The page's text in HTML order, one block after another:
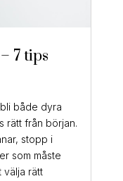
7 tips
både dyra
rätt från början.
stopp i
som måste
välja rätt